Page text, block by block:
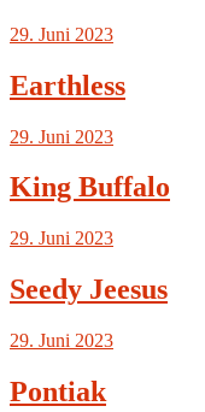
29. Juni 2023
Earthless
29. Juni 2023
King Buffalo
29. Juni 2023
Seedy Jeesus
29. Juni 2023
Pontiak